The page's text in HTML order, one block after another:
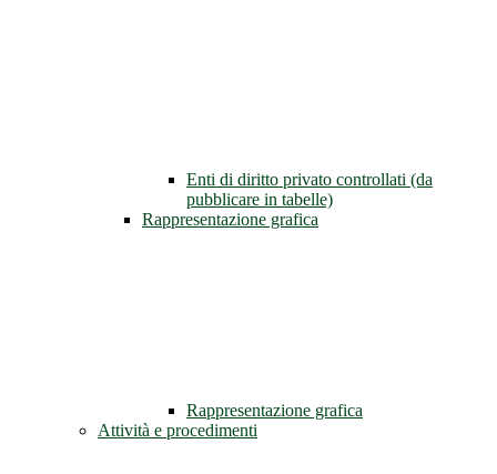
Enti di diritto privato controllati (da
pubblicare in tabelle)
Rappresentazione grafica
Rappresentazione grafica
Attività e procedimenti